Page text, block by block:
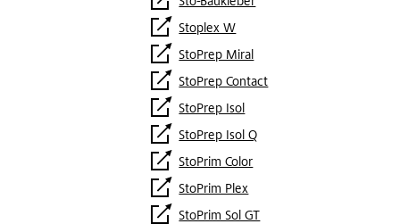
Stoplex W
StoPrep Miral
StoPrep Contact
StoPrep Isol
StoPrep Isol Q
StoPrim Color
StoPrim Plex
StoPrim Sol GT